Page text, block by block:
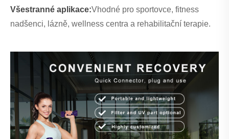
Všestranné aplikace:Vhodné pro sportovce, fitness
nadšenci, lázně, wellness centra a rehabilitační terapie.